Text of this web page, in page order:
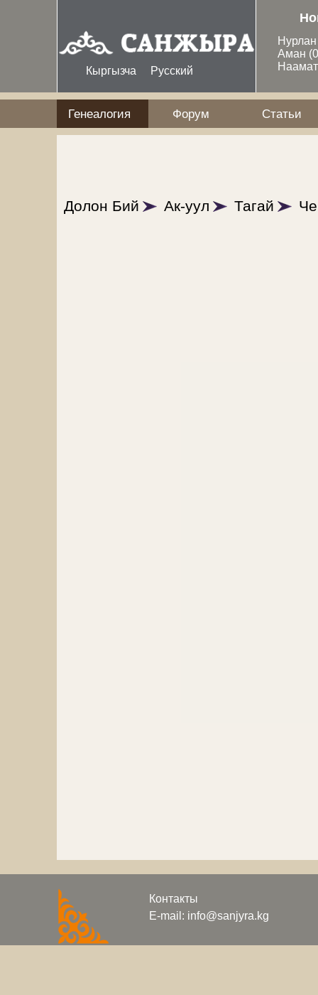
Кыргызча Русский
Аман
Генеалогия Форум Статьи
Долон Бий Ак-уул Тагай
Контакты
E-mail: info@sanjyra.kg